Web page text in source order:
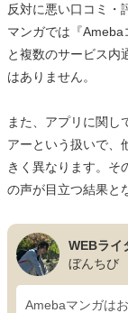
反対に悪い口コミ・
マンガでは『Ameba
と複数のサービス内
はありません。
また、アプリに関し
アーという扱いで、
きく異なります。そ
の声が目立つ結果と
WEBライ
ぼんちび
Amebaマンガは